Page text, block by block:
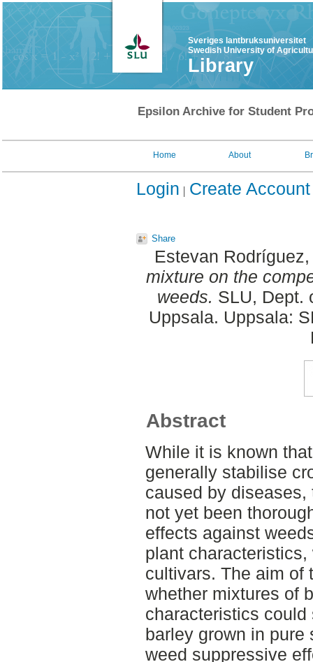
Sveriges lantbruksuniversitet
Swedish University of
Library
Epsilon Archive for Student
Home About
Login Create Account
Share
Estevan
mixture on the
weeds. SLU, Dept.
Uppsala. Uppsala:
Abstract
While it is known
generally stabilise
caused by
not yet been
effects against
plant
cultivars. The aim of
whether mixtures of
characteristics
barley grown in pure
weed suppressive